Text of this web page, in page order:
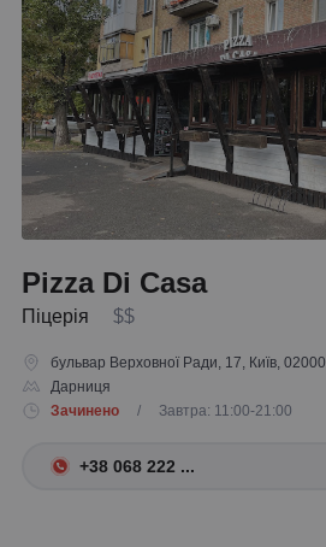
Pizza Di Casa
Піцерія $$
бульвар Верховної Ради, 17, Київ, 02000
Дарниця
Зачинено
/ Завтра: 11:00-21:00
+38 068 222 ...